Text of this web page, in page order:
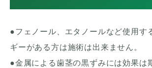
●フェノール、エタノールなど使用す
ギーがある方は施術は出来ません。
●金属による歯茎の黒ずみには効果は